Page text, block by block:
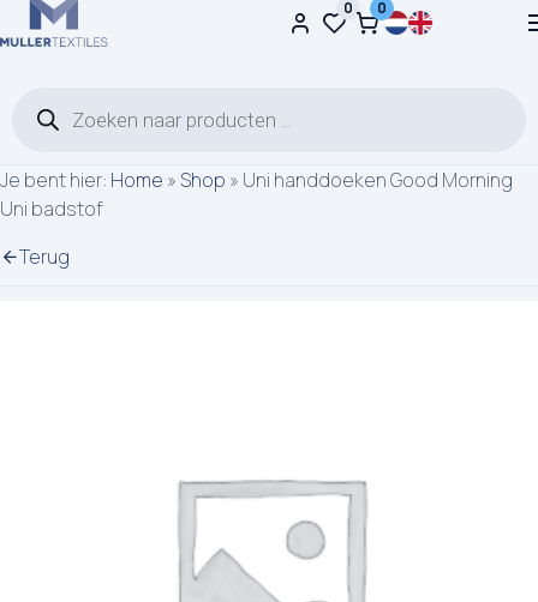
Ga naar de inhoud 0 0
Je bent hier: Home » Shop » Uni handdoeken Good Morning
Uni badstof
Terug